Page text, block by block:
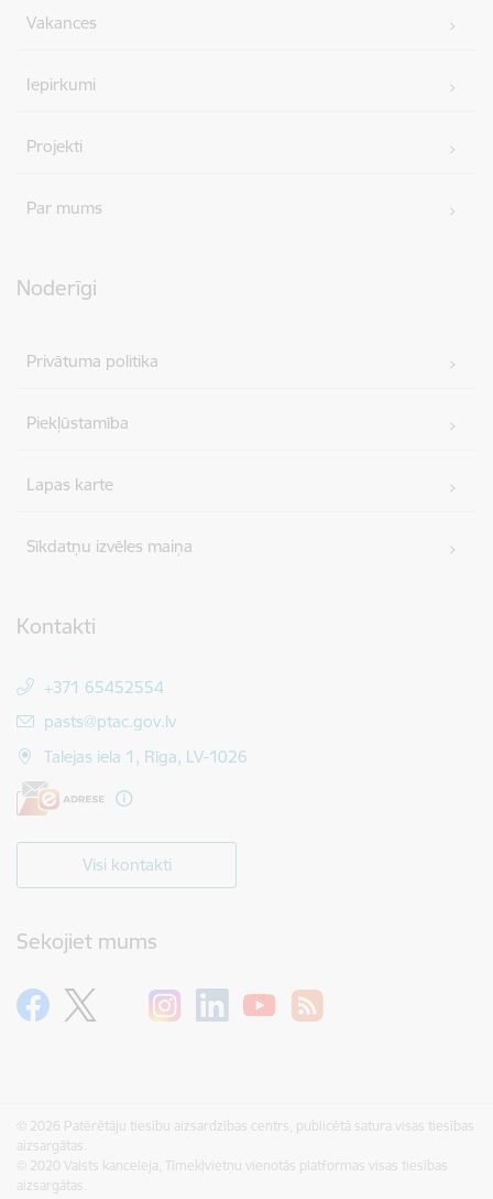
Vakances
Iepirkumi
Projekti
Par mums
Noderīgi
Privātuma politika
Piekļūstamība
Lapas karte
Sīkdatņu izvēles maiņa
Kontakti
+371 65452554
E-pasts:
pasts@ptac.gov.lv
Talejas iela 1, Rīga, LV-1026
Visi kontakti
Sekojiet mums
© 2026 Patērētāju tiesību aizsardzības centrs, publicētā satura visas tiesības
aizsargātas.
© 2020 Valsts kanceleja, Tīmekļvietņu vienotās platformas visas tiesības
aizsargātas.